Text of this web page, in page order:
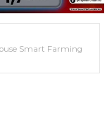
Smart Farming